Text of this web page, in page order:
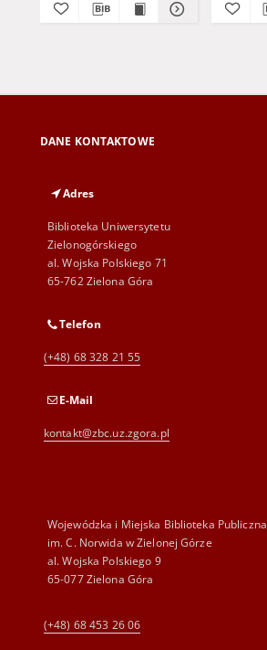
DANE KONTAKTOWE
Adres
Biblioteka Uniwersytetu
Zielonogórskiego
al. Wojska Polskiego 71
65-762 Zielona Góra
Telefon
(+48) 68 328 21 55
E-Mail
kontakt@zbc.uz.zgora.pl
Wojewódzka i Miejska Biblioteka Publiczna
im. C. Norwida w Zielonej Górze
al. Wojska Polskiego 9
65-077 Zielona Góra
(+48) 68 453 26 06